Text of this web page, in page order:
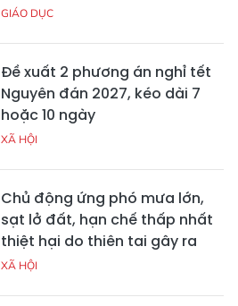
GIÁO DỤC
Đề xuất 2 phương án nghỉ tết
Nguyên đán 2027, kéo dài 7
hoặc 10 ngày
XÃ HỘI
Chủ động ứng phó mưa lớn,
sạt lở đất, hạn chế thấp nhất
thiệt hại do thiên tai gây ra
XÃ HỘI